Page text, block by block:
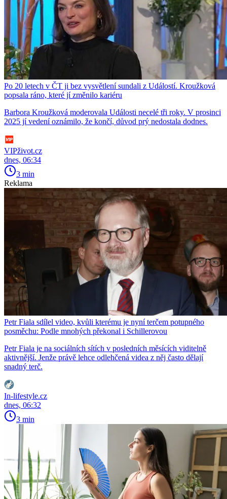
Po 20 letech v ČT ji bez vysvětlení sundali z Událostí. Kroužková
popsala ráno, které jí změnilo kariéru
Barbora Kroužková moderovala Události necelé tři roky. V prosinci
2025 jí vedení oznámilo, že končí, důvod prý nedostala dodnes.
VIPživot.cz
dnes, 06:34
3 min
Reklama
Petr Fiala sdílel video, kvůli kterému je nyní terčem potupného
posměchu: Podle mnohých překonal i Schillerovou
Petr Fiala je na sociálních sítích v posledních měsících viditelně
aktivnější. Jenže právě lehce odlehčená videa z něj často dělají
snadný terč.
In-lifestyle.cz
dnes, 06:32
3 min